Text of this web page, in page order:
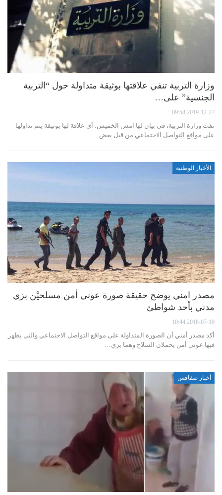
وزارة التربية تنفي علاقتها بوثيقة متداولة حول “التربية
الجنسية” على…
2019-12-27 09:58
نفت وزارة التربية، في بيان لها امس الخميس، أي علاقة لها بوثيقة يتم تداولها
على مواقع التواصل الاجتماعي من قبل بعض…
الأخبار الوطنية
مصدر امني يوضح حقيقة صورة عوني أمن مسلحيْن بزي
مدني بأحد شواطئ
2018-07-19 10:44
أكد مصدر أمني أن الصورة المتداولة على مواقع التواصل الاجتماعي والتي يظهر
فيها عوني أمن يحملان السلاح وهما بزي…
أخبار صفاقس